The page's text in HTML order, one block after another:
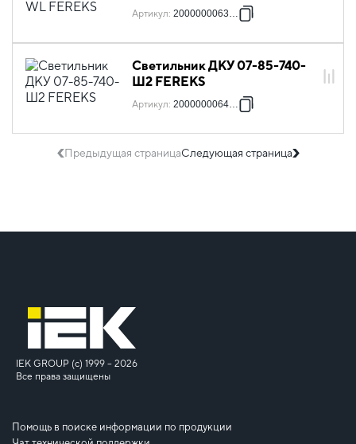
Артикул: 2000000063942
Светильник ДКУ 07-85-740-
Ш2 FEREKS
Артикул: 2000000064383
Предыдущая страницаСледующая страница
IEK GROUP (c) 1999 – 2026
Все права защищены
Помощь в поиске информации по продукции